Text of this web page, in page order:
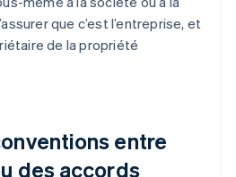
que c’est l’entreprise, et
de la propriété
entre
des accords